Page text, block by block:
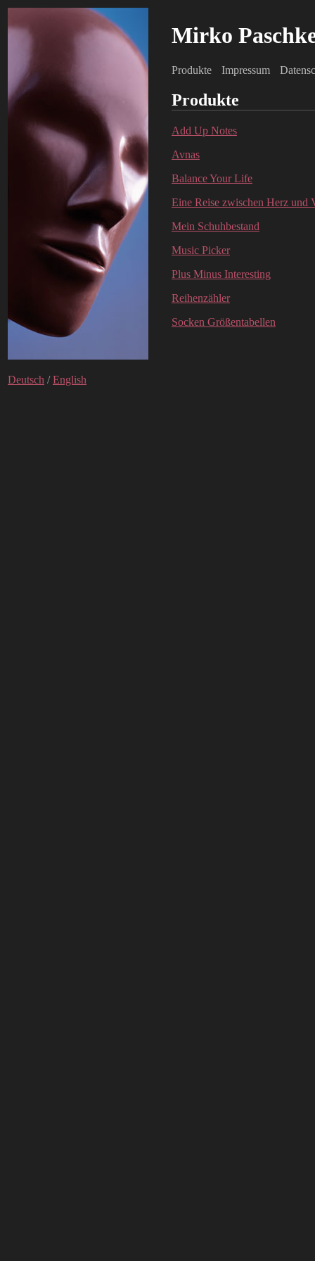
Deutsch /English
Mirko
Produkte Impressum
Produkte
Add Up Notes
Avnas
Balance Your Life
Eine Reise zwischen Herz und
Mein Schuhbestand
Music Picker
Plus Minus Interesting
Reihenzähler
Socken Größentabellen